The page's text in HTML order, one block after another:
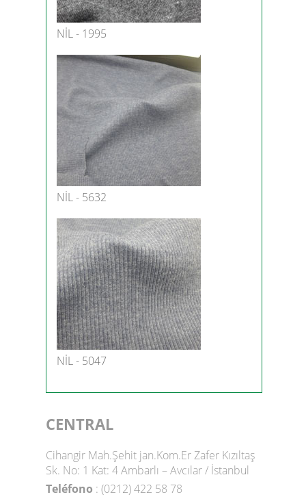
NİL - 1995
NİL - 5632
NİL - 5047
CENTRAL
Cihangir Mah.Şehit jan.Kom.Er Zafer Kızıltaş
Sk. No: 1 Kat: 4 Ambarlı – Avcılar / İstanbul
Teléfono : (0212) 422 58 78